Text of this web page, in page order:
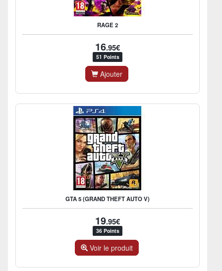
RAGE 2
16.95€
51 Points
Ajouter
GTA 5 (GRAND THEFT AUTO V)
19.95€
36 Points
Voir le produit